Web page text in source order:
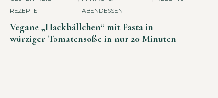
REZEPTE
ABENDESSEN
Vegane „Hackbällchen“ mit Pasta in
würziger Tomatensoße in nur 20 Minuten